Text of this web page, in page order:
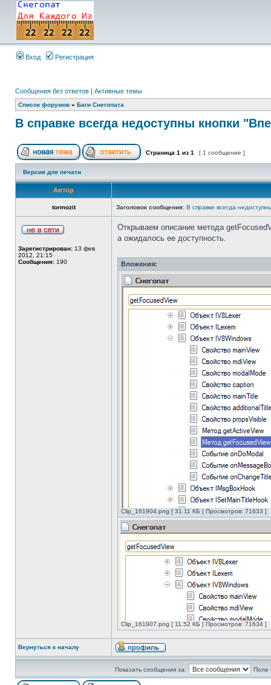
Вход Регистрация
Сообщения без ответов | Активные темы
Список форумов » Баги Снегопата
В справке всегда недоступны кнопки
Страница 1 из 1 [ 1 сообщение ]
Версия для печати
Автор
tormozit Заголовок сообщения: В справке всегда
Зарегистрирован: 13 фев
2012, 21:15
Сообщения: 190
Открываем описание метода
а ожидалось ее доступность.
Вложения:
Clip_161904.png [ 31.11 КБ | Просмотров: 71633 ]
Clip_161907.png [ 11.52 КБ | Просмотров: 71634 ]
Вернуться к началу
Показать сообщения за: Поле